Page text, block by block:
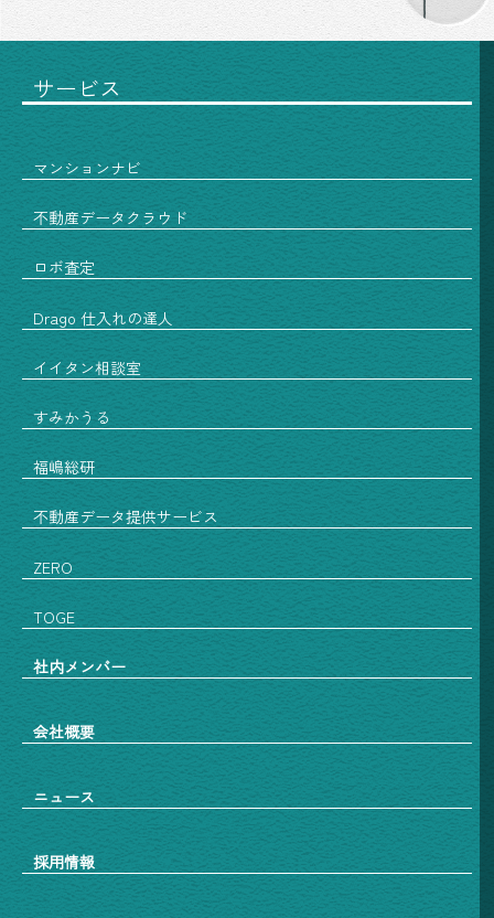
サービス
マンションナビ
不動産データクラウド
ロボ査定
Drago 仕入れの達人
イイタン相談室
すみかうる
福嶋総研
不動産データ提供サービス
ZERO
TOGE
社内メンバー
会社概要
ニュース
採用情報